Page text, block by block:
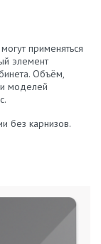
применяться
элемент
Объём,
моделей
без карнизов.